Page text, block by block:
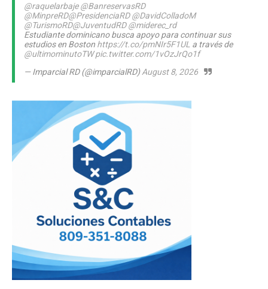
@raquelarbaje @BanreservasRD
@MinpreRD@PresidenciaRD @DavidColladoM
@TurismoRD@JuventudRD @miderec_rd
Estudiante dominicano busca apoyo para continuar sus
estudios en Boston https://t.co/pmNIr5F1UL a través de
@ultimominutoTW pic.twitter.com/1vOzJrQo1f
— Imparcial RD (@imparcialRD)August 8, 2026